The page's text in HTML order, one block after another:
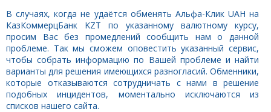
В случаях, когда не удаётся обменять Альфа-Клик UAH на
КазКоммерцБанк KZT по указанному валютному курсу,
просим Вас без промедлений сообщить нам о данной
проблеме. Так мы сможем оповестить указанный сервис,
чтобы собрать информацию по Вашей проблеме и найти
варианты для решения имеющихся разногласий. Обменники,
которые отказываются сотрудничать с нами в решение
подобных инцидентов, моментально исключаются из
списков нашего сайта.